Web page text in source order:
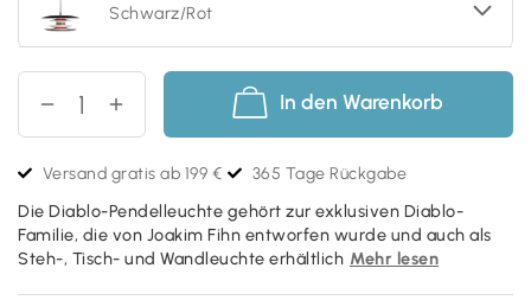
Schwarz/Rot
In den Warenkorb
Versand gratis ab 199 € 365 Tage Rückgabe
Die Diablo-Pendelleuchte gehört zur exklusiven Diablo-
Familie, die von Joakim Fihn entworfen wurde und auch als
Steh-, Tisch- und Wandleuchte erhältlich Mehr lesen